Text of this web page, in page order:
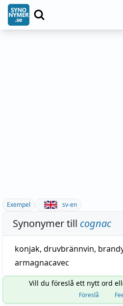
Exempel sv-en
Synonymer till cognac
konjak, druvbrännvin,
armagnacavec
Vill du föreslå ett nytt ord
Föreslå